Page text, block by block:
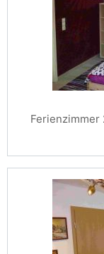
Ferienzimmer